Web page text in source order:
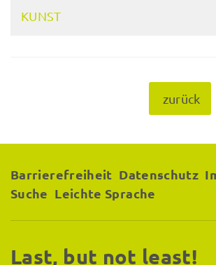
KUNST
zurück
Barrierefreiheit Datenschutz
Suche Leichte Sprache
Last, but not least!